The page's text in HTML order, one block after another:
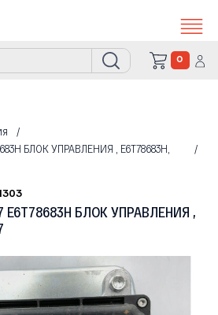
0
БЛОК УПРАВЛЕНИЯ , E6T78683H,
E6T78683H БЛОК УПРАВЛЕНИЯ ,